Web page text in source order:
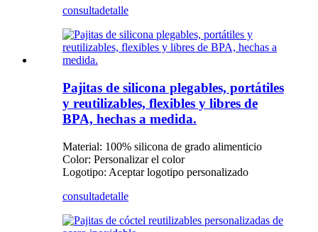
consultadetalle
Pajitas de silicona plegables, portátiles
y reutilizables, flexibles y libres de
BPA, hechas a medida.
Material: 100% silicona de grado alimenticio
Color: Personalizar el color
Logotipo: Aceptar logotipo personalizado
consultadetalle